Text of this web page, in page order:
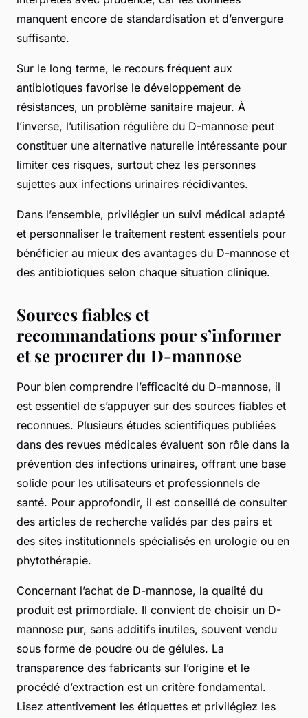
manquent encore de standardisation et d’envergure
suffisante.
Sur le long terme, le recours fréquent aux
antibiotiques favorise le développement de
résistances, un problème sanitaire majeur. À
l’inverse, l’utilisation régulière du D-mannose peut
constituer une alternative naturelle intéressante pour
limiter ces risques, surtout chez les personnes
sujettes aux infections urinaires récidivantes.
Dans l’ensemble, privilégier un suivi médical adapté
et personnaliser le traitement restent essentiels pour
bénéficier au mieux des avantages du D-mannose et
des antibiotiques selon chaque situation clinique.
Sources fiables et
recommandations pour s’informer
et se procurer du D-mannose
Pour bien comprendre l’efficacité du D-mannose, il
est essentiel de s’appuyer sur des sources fiables et
reconnues. Plusieurs études scientifiques publiées
dans des revues médicales évaluent son rôle dans la
prévention des infections urinaires, offrant une base
solide pour les utilisateurs et professionnels de
santé. Pour approfondir, il est conseillé de consulter
des articles de recherche validés par des pairs et
des sites institutionnels spécialisés en urologie ou en
phytothérapie.
Concernant l’achat de D-mannose, la qualité du
produit est primordiale. Il convient de choisir un D-
mannose pur, sans additifs inutiles, souvent vendu
sous forme de poudre ou de gélules. La
transparence des fabricants sur l’origine et le
procédé d’extraction est un critère fondamental.
Lisez attentivement les étiquettes et privilégiez les